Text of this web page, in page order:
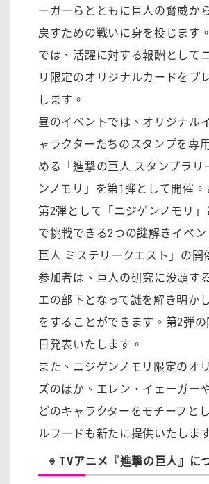
ーガーらとともに巨人の脅威か
戻すための戦いに身を投じます
では、活躍に対する報酬として
リ限定のオリジナルカードをプ
します。
昼のイベントでは、オリジナル
ャラクターたちのスタンプを専
める「進撃の巨人 スタンプラリ
ンノモリ」を第1弾として開催。
第2弾として「ニジゲンノモリ」
で挑戦できる2つの謎解きイベ
巨人 ミステリークエスト」の開
参加者は、巨人の研究に没頭す
エの部下となって謎を解き明か
をすることができます。第2弾
日発表いたします。
また、ニジゲンノモリ限定のオ
ズのほか、エレン・イェーガー
どのキャラクターをモチーフと
ルフードも新たに提供いたしま
※ TVアニメ『進撃の巨人』に